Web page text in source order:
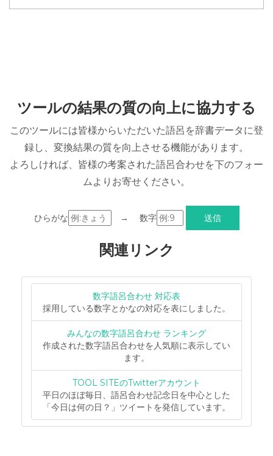
ツールの結果の質の向上に協力する
このツールには皆様からいただいた語呂を辞書データに登
録し、変換結果の質を向上させる機能があります。
よろしければ、皆様の考案された語呂合わせを下のフォー
ムよりお寄せください。
ひらがな → 数字
関連リンク
数字語呂合わせ 対応表
採用している数字とかなの対応を表にしました。
みんなの数字語呂合わせ ランキング
作成された数字語呂合わせを人気順に表示してい
ます。
TOOL SITEのTwitterアカウント
平日のほぼ毎日、語呂合わせ記念日を中心とした
「今日は何の日？」ツイートを発信しています。